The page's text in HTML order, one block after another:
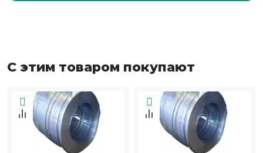
С этим товаром покупают